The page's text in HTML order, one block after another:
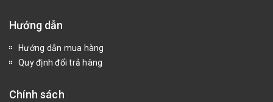
Hướng dẫn
Hướng dẫn mua hàng
Quy định đổi trả hàng
Chính sách